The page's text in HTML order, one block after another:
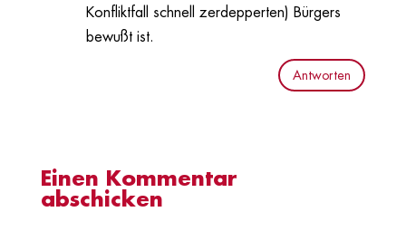
Konfliktfall schnell zerdepperten) Bürgers
bewußt ist.
Antworten
Einen Kommentar
abschicken